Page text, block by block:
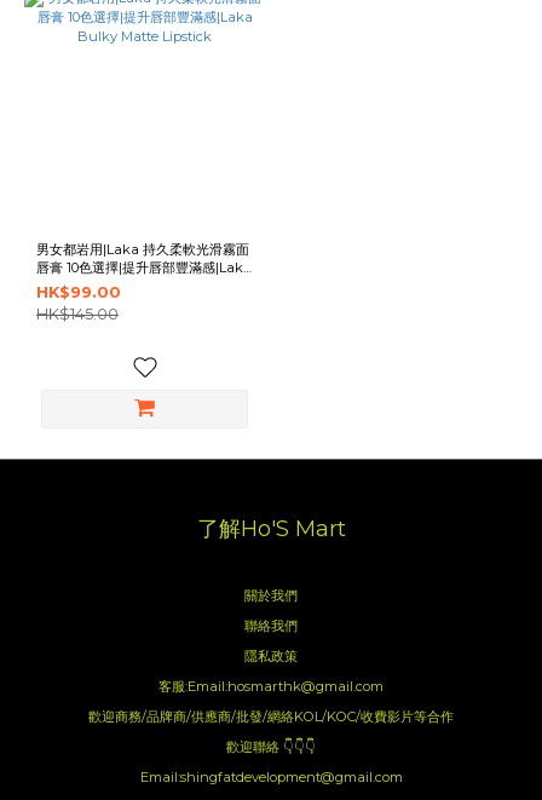
男女都岩用|Laka 持久柔軟光滑霧面
唇膏 10色選擇|提升唇部豐滿感|Laka
Bulky Matte Lipstick
HK$99.00
HK$145.00
了解Ho'S Mart
關於我們
聯絡我們
隱私政策
客服:Email:hosmarthk@gmail.com
歡迎商務/品牌商/供應商/批發/網絡KOL/KOC/收費影片等合作
歡迎聯絡 👇👇👇
Email:shingfatdevelopment@gmail.com